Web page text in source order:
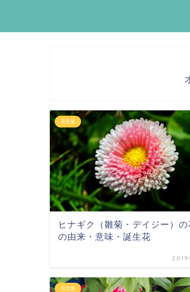
花言葉
ヒナギク（雛菊・デイジー）
の由来・意味・誕生花
2019
花言葉